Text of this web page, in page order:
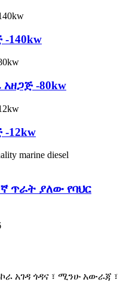
-140kw
-80kw
-12kw
ጥራት ያለው የባህር
አገዳ ጎዳና ፣ ሚንሁ አውራጃ ፣